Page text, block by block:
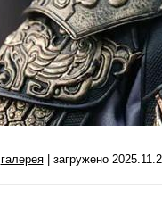
галерея| загружено